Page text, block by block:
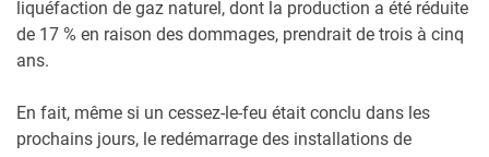
liquéfaction de gaz naturel, dont la production a été réduite
de 17 % en raison des dommages, prendrait de trois à cinq
ans.
En fait, même si un cessez-le-feu était conclu dans les
prochains jours, le redémarrage des installations de